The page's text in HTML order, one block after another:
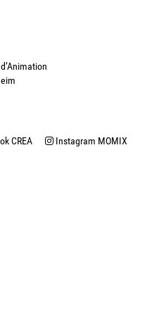
CREA Instagram MOMIX